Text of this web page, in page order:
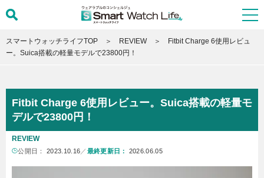
スマートウォッチライフTOP REVIEW
Fitbit Charge 6使用レビュ
ー。Suica搭載の軽量モデルで23800円！
Fitbit Charge 6使用レビュー。Suica搭載の軽量モ
デルで23800円！
REVIEW
公開日： 2023.10.16 ／ 最終更新日： 2026.06.05